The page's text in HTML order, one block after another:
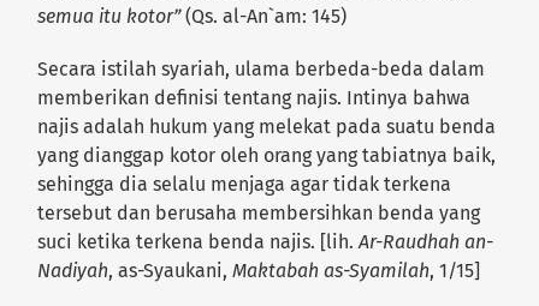
semua itu kotor”(Qs. al-An`am: 145)
Secara istilah syariah, ulama berbeda-beda dalam
memberikan definisi tentang najis. Intinya bahwa
najis adalah hukum yang melekat pada suatu benda
yang dianggap kotor oleh orang yang tabiatnya baik,
sehingga dia selalu menjaga agar tidak terkena
tersebut dan berusaha membersihkan benda yang
suci ketika terkena benda najis. [lih. Ar-Raudhah an-
Nadiyah, as-Syaukani,Maktabah as-Syamilah, 1/15]